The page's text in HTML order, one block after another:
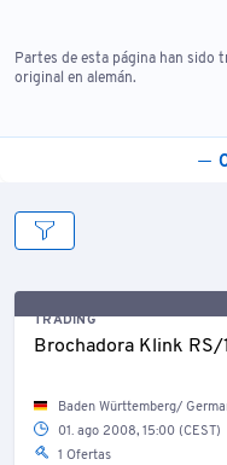
Partes de esta página han sido
original en alemán.
TRADING
Brochadora Klink
Baden Württemberg/
01. ago 2008, 15:00 (CEST)
1 Ofertas